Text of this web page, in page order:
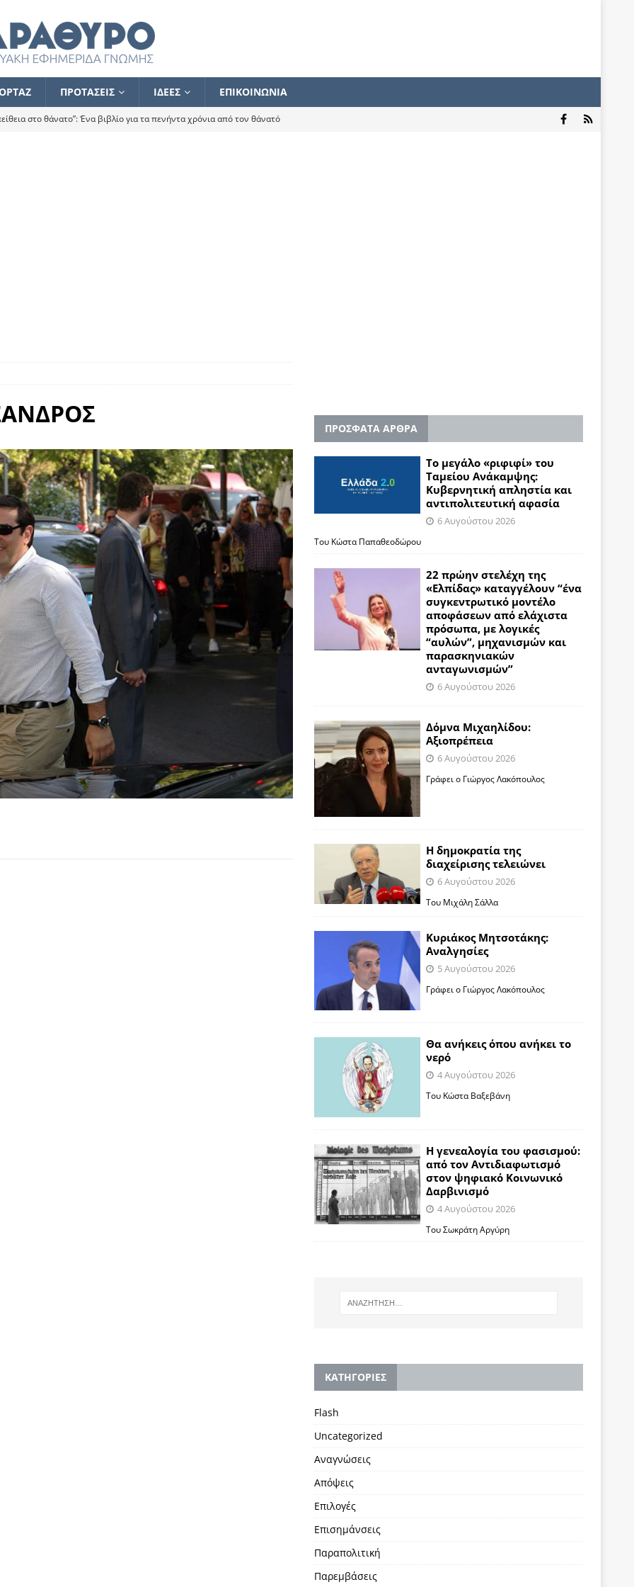
ΠΡΟΤΑΣΕΙΣ ΙΔΕΕΣ ΕΠΙΚΟΙΝΩΝΙΑ
στο θάνατο”: Ένα βιβλίο για τα πενήντα χρόνια από τον θάνατό
καταγγέλουν “ένα συγκεντρωτικό μοντέλο αποφάσεων από
ΠΡΟΒΟΛΕΣ
τελειώνει
ΠΑΡΕΜΒΑΣΕΙΣ
ΠΡΟΒΟΛΕΣ
ΑΝΑΓΝΩΣΕΙΣ
τον Αντιδιαφωτισμό στον ψηφιακό Κοινωνικό Δαρβινισμό
βάζει τα χέρια της και βγάζει τα μάτια της
ΗΠΑ-Σαουδικής Αραβίας
ΑΠΟΨΕΙΣ
το Σχέδιο Άτσεσον
ΑΠΟΨΕΙΣ
ΑΠΟΨΕΙΣ
ΠΡΟΒΟΛΕΣ
Πώς ένας αποτυχημένος κοινοβουλευτικός έγινε
και δεν εκβιάζεται
ΠΑΡΕΜΒΑΣΕΙΣ
δεύτερης θέσης είναι (πολύ) ανοιχτή ακόμη. Προς αναμέτρηση
ΠΡΟΣΦΑΤΑ ΑΡΘΡΑ
Το μεγάλο «ριφιφί» του
Ταμείου Ανάκαμψης:
Κυβερνητική απληστία και
αντιπολιτευτική αφασία
6 Αυγούστου 2026
Του Κώστα Παπαθεοδώρου
22 πρώην στελέχη της
«Ελπίδας» καταγγέλουν “ένα
συγκεντρωτικό μοντέλο
αποφάσεων από ελάχιστα
πρόσωπα, με λογικές
“αυλών”, μηχανισμών και
παρασκηνιακών
ανταγωνισμών”
6 Αυγούστου 2026
Δόμνα Μιχαηλίδου:
Αξιοπρέπεια
6 Αυγούστου 2026
Γράφει ο Γιώργος Λακόπουλος
Η δημοκρατία της
διαχείρισης τελειώνει
6 Αυγούστου 2026
Του Μιχάλη Σάλλα
Κυριάκος Μητσοτάκης:
Αναλγησίες
5 Αυγούστου 2026
Γράφει ο Γιώργος Λακόπουλος
Θα ανήκεις όπου ανήκει το
νερό
4 Αυγούστου 2026
Του Κώστα Βαξεβάνη
Η γενεαλογία του φασισμού:
από τον Αντιδιαφωτισμό
στον ψηφιακό Κοινωνικό
Δαρβινισμό
4 Αυγούστου 2026
Του Σωκράτη Αργύρη
KΑΤΗΓΟΡΙΕΣ
Flash
Uncategorized
Αναγνώσεις
Απόψεις
Επιλογές
Επισημάνσεις
Παραπολιτική
Παρεμβάσεις